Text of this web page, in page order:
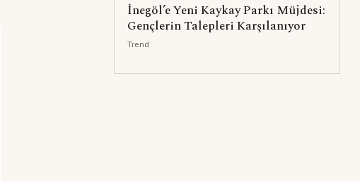
İnegöl’e Yeni Kaykay Parkı Müjdesi:
Gençlerin Talepleri Karşılanıyor
Trend